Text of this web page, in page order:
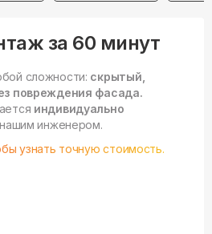
за 60 минут
сложности: скрытый,
повреждения фасада.
индивидуально
инженером.
узнать точную стоимость.